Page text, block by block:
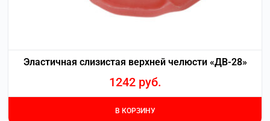
Эластичная слизистая верхней челюсти «ДВ-28»
1242 руб.
В КОРЗИНУ